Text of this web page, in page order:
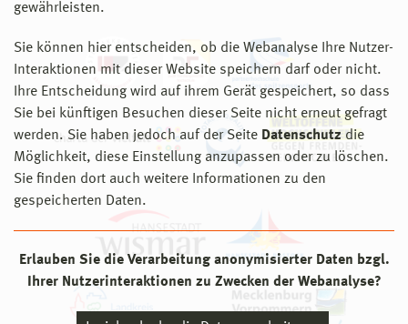
gewährleisten.
Sie können hier entscheiden, ob die Webanalyse Ihre Nutzer-
Interaktionen mit dieser Website speichern darf oder nicht.
Ihre Entscheidung wird auf ihrem Gerät gespeichert, so dass
Sie bei künftigen Besuchen dieser Seite nicht erneut gefragt
werden. Sie haben jedoch auf der Seite Datenschutz die
Möglichkeit, diese Einstellung anzupassen oder zu löschen.
Sie finden dort auch weitere Informationen zu den
gespeicherten Daten.
Erlauben Sie die Verarbeitung anonymisierter Daten bzgl.
Ihrer Nutzerinteraktionen zu Zwecken der Webanalyse?